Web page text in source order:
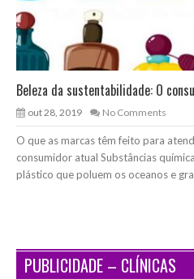
Beleza da sustentabilidade: O
out 28, 2019 No Comments
O que as marcas têm feito para
consumidor atual Substâncias
plástico que poluem os oceanos e
PUBLICIDADE – CLÍNICAS